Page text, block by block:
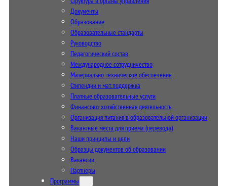
Документы
Образование
Образовательные стандарты
Руководство
Педагогический состав
Международное сотрудничество
Материально-техническое обеспечение
Стипендии и мат. поддержка
Платные образовательные услуги
Финансово-хозяйственная деятельность
Организация питания в образовательной организации
Вакантные места для приема (перевода)
Наши принципы и цели
Образцы документов об образовании
Вакансии
Партнеры
Программы